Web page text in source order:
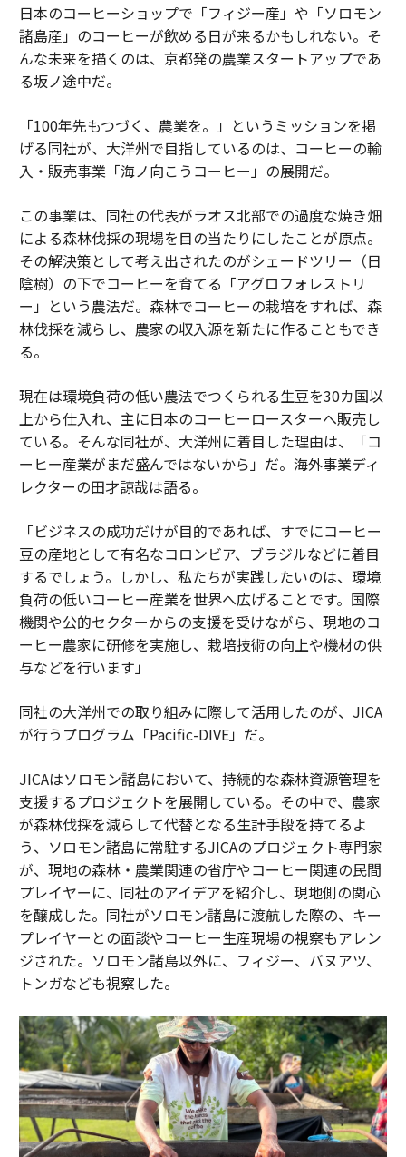
日本のコーヒーショップで「フィジー産」や「ソロモン
諸島産」のコーヒーが飲める日が来るかもしれない。そ
んな未来を描くのは、京都発の農業スタートアップであ
る坂ノ途中だ。
「100年先もつづく、農業を。」というミッションを掲
げる同社が、大洋州で目指しているのは、コーヒーの輸
入・販売事業「海ノ向こうコーヒー」の展開だ。
この事業は、同社の代表がラオス北部での過度な焼き畑
による森林伐採の現場を目の当たりにしたことが原点。
その解決策として考え出されたのがシェードツリー（日
陰樹）の下でコーヒーを育てる「アグロフォレストリ
ー」という農法だ。森林でコーヒーの栽培をすれば、森
林伐採を減らし、農家の収入源を新たに作ることもでき
る。
現在は環境負荷の低い農法でつくられる生豆を30カ国以
上から仕入れ、主に日本のコーヒーロースターへ販売し
ている。そんな同社が、大洋州に着目した理由は、「コ
ーヒー産業がまだ盛んではないから」だ。海外事業ディ
レクターの田才諒哉は語る。
「ビジネスの成功だけが目的であれば、すでにコーヒー
豆の産地として有名なコロンビア、ブラジルなどに着目
するでしょう。しかし、私たちが実践したいのは、環境
負荷の低いコーヒー産業を世界へ広げることです。国際
機関や公的セクターからの支援を受けながら、現地のコ
ーヒー農家に研修を実施し、栽培技術の向上や機材の供
与などを行います」
同社の大洋州での取り組みに際して活用したのが、JICA
が行うプログラム「Pacific-DIVE」だ。
JICAはソロモン諸島において、持続的な森林資源管理を
支援するプロジェクトを展開している。その中で、農家
が森林伐採を減らして代替となる生計手段を持てるよ
う、ソロモン諸島に常駐するJICAのプロジェクト専門家
が、現地の森林・農業関連の省庁やコーヒー関連の民間
プレイヤーに、同社のアイデアを紹介し、現地側の関心
を醸成した。同社がソロモン諸島に渡航した際の、キー
プレイヤーとの面談やコーヒー生産現場の視察もアレン
ジされた。ソロモン諸島以外に、フィジー、バヌアツ、
トンガなども視察した。